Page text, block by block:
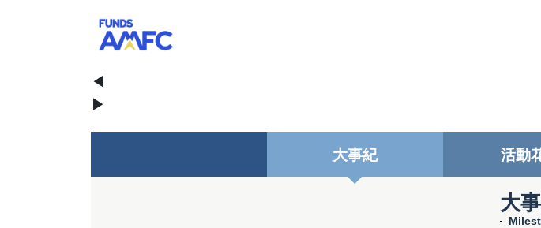
◀
▶
大事紀 活動
大